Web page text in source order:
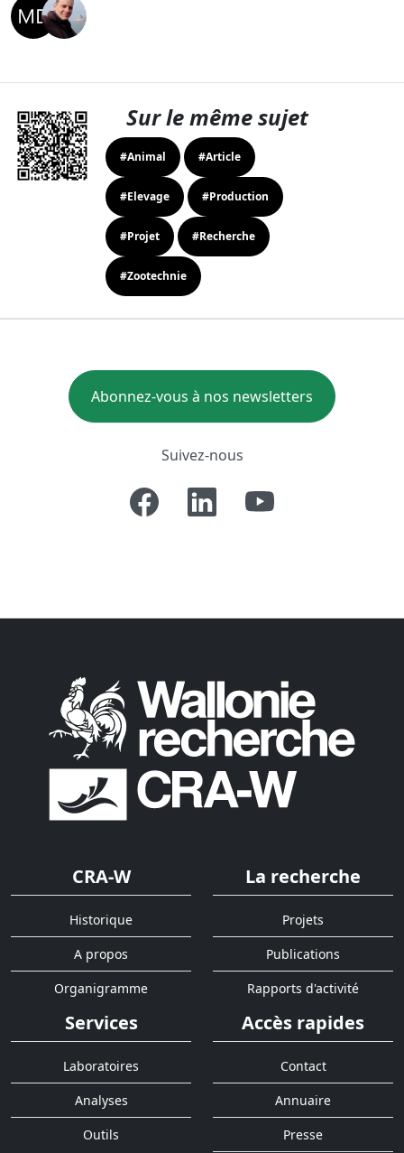
Sur le même sujet
#Animal #Article
#Elevage #Production
#Projet #Recherche
#Zootechnie
Abonnez-vous à nos newsletters
Suivez-nous
CRA-W
Historique
A propos
Organigramme
La recherche
Projets
Publications
Rapports d'activité
Services
Laboratoires
Analyses
Outils
Accès rapides
Contact
Annuaire
Presse